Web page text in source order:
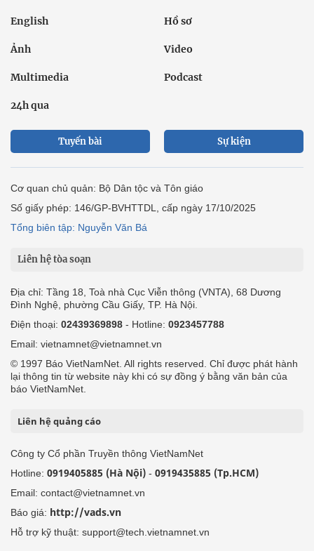
English Hồ sơ
Ảnh Video
Multimedia Podcast
24h qua
Tuyến bài Sự kiện
Cơ quan chủ quản: Bộ Dân tộc và Tôn giáo
Số giấy phép: 146/GP-BVHTTDL, cấp ngày 17/10/2025
Tổng biên tập: Nguyễn Văn Bá
Liên hệ tòa soạn
Địa chỉ: Tầng 18, Toà nhà Cục Viễn thông (VNTA), 68 Dương
Đình Nghệ, phường Cầu Giấy, TP. Hà Nội.
Điện thoại: 02439369898 - Hotline: 0923457788
Email: vietnamnet@vietnamnet.vn
© 1997 Báo VietNamNet. All rights reserved. Chỉ được phát hành
lại thông tin từ website này khi có sự đồng ý bằng văn bản của
báo VietNamNet.
Liên hệ quảng cáo
Công ty Cổ phần Truyền thông VietNamNet
Hotline: 0919405885 (Hà Nội) - 0919435885 (Tp.HCM)
Email: contact@vietnamnet.vn
Báo giá: http://vads.vn
Hỗ trợ kỹ thuật: support@tech.vietnamnet.vn